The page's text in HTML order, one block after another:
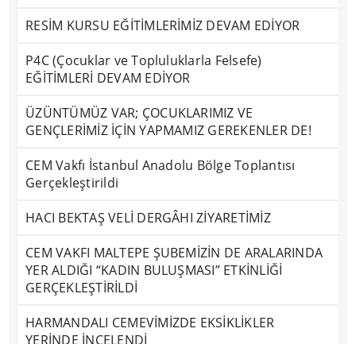
RESİM KURSU EĞİTİMLERİMİZ DEVAM EDİYOR
P4C (Çocuklar ve Topluluklarla Felsefe)
EĞİTİMLERİ DEVAM EDİYOR
ÜZÜNTÜMÜZ VAR; ÇOCUKLARIMIZ VE
GENÇLERİMİZ İÇİN YAPMAMIZ GEREKENLER DE!
CEM Vakfı İstanbul Anadolu Bölge Toplantısı
Gerçekleştirildi
HACI BEKTAŞ VELİ DERGÂHI ZİYARETİMİZ
CEM VAKFI MALTEPE ŞUBEMİZİN DE ARALARINDA
YER ALDIĞI “KADIN BULUŞMASI” ETKİNLİĞİ
GERÇEKLEŞTİRİLDİ
HARMANDALI CEMEVİMİZDE EKSİKLİKLER
YERİNDE İNCELENDİ